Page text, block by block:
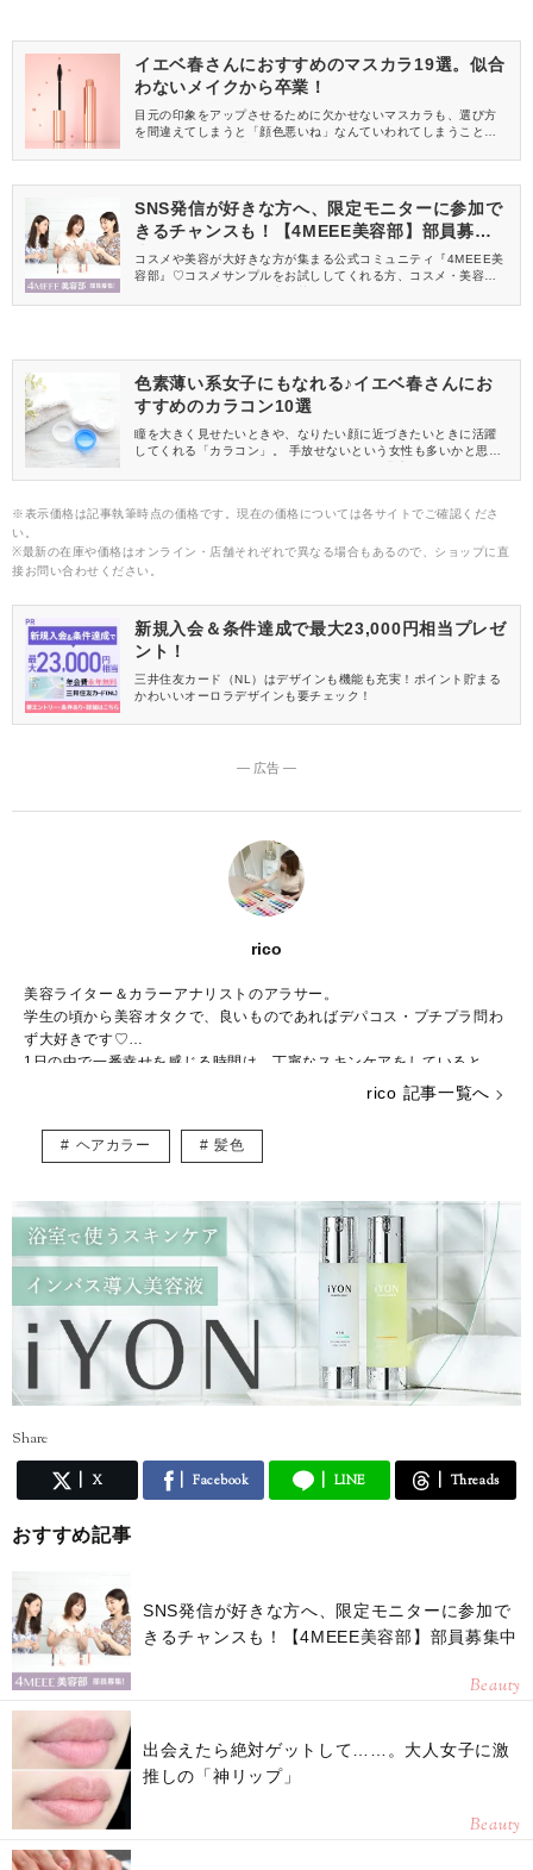
イエベ春さんにおすすめのマスカラ19選。似合
わないメイクから卒業！
目元の印象をアップさせるために欠かせないマスカラも、選び方
を間違えてしまうと「顔色悪いね」なんていわれてしまうこと
カラ選びでも自分に似合う色を見つけていきたいですよね。 そこ
SNS発信が好きな方へ、限定モニターに参加で
きるチャンスも！【4MEEE美容部】部員募集
中
コスメや美容が大好きな方が集まる公式コミュニティ『4MEEE美
容部』♡コスメサンプルをお試ししてくれる方、コスメ・美容情報
色素薄い系女子にもなれる♪イエベ春さんにお
すすめのカラコン10選
瞳を大きく見せたいときや、なりたい顔に近づきたいときに活躍
してくれる「カラコン」。 手放せないという女性も多いかと思い
か迷ってしまいますよね。 そこで今回は、パーソナルカラーで見
にしてみてくださいね。
※表示価格は記事執筆時点の価格です。現在の価格については各サイトでご確認くださ
い。
※最新の在庫や価格はオンライン・店舗それぞれで異なる場合もあるので、ショップに直
接お問い合わせください。
新規入会＆条件達成で最大23,000円相当プレゼ
ント！
三井住友カード（NL）はデザインも機能も充実！ポイント貯まる
かわいいオーロラデザインも要チェック！
― 広告 ―
rico
美容ライター＆カラーアナリストのアラサー。
学生の頃から美容オタクで、良いものであればデパコス・プチプラ問わ
ず大好きです♡
1日の中で一番幸せを感じる時間は、丁寧なスキンケアをしていると
アドバイザー検定1級／日本化粧品検定2級／メイクアップアドバイザー
検定を所持しています。
♪
インスタグラム
https://www.instagram.com/iebe_cosme33/
rico 記事一覧へ
ヘアカラー 髪色
Share
X Facebook LINE Threads
おすすめ記事
SNS発信が好きな方へ、限定モニターに参加で
きるチャンスも！【4MEEE美容部】部員募集中
Beauty
出会えたら絶対ゲットして……。大人女子に激
推しの「神リップ」
Beauty